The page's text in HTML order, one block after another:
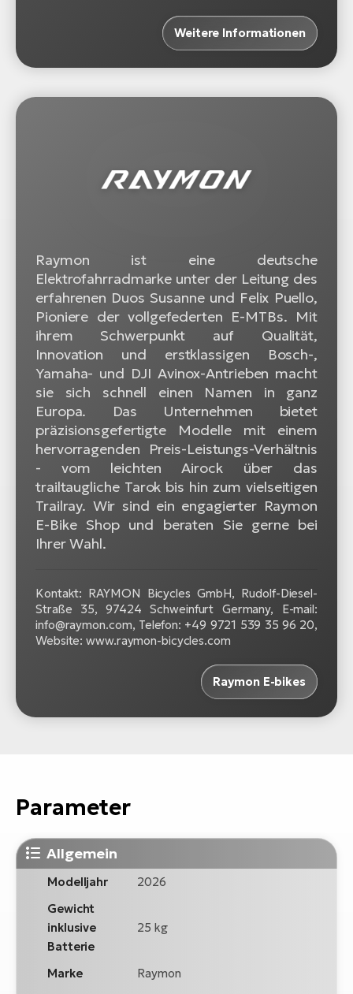
Weitere Informationen
Raymon ist eine deutsche
Elektrofahrradmarke unter der Leitung des
erfahrenen Duos Susanne und Felix Puello,
Pioniere der vollgefederten E-MTBs. Mit
ihrem Schwerpunkt auf Qualität,
Innovation und erstklassigen Bosch-,
Yamaha- und DJI Avinox-Antrieben macht
sie sich schnell einen Namen in ganz
Europa. Das Unternehmen bietet
präzisionsgefertigte Modelle mit einem
hervorragenden Preis-Leistungs-Verhältnis
- vom leichten Airock über das
trailtaugliche Tarok bis hin zum vielseitigen
Trailray. Wir sind ein engagierter Raymon
E-Bike Shop und beraten Sie gerne bei
Ihrer Wahl.
Kontakt: RAYMON Bicycles GmbH, Rudolf-Diesel-
Straße 35, 97424 Schweinfurt Germany, E-mail:
info@raymon.com, Telefon: +49 9721 539 35 96 20,
Website: www.raymon-bicycles.com
Raymon E-bikes
Parameter
Allgemein
Modelljahr
2026
Gewicht
inklusive
Batterie
25 kg
Marke
Raymon